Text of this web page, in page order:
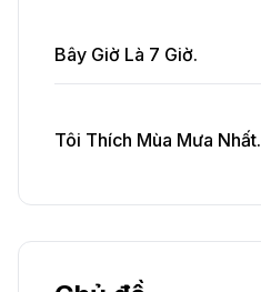
Bây Giờ Là 7 Giờ.
Tôi Thích Mùa Mưa Nhất.